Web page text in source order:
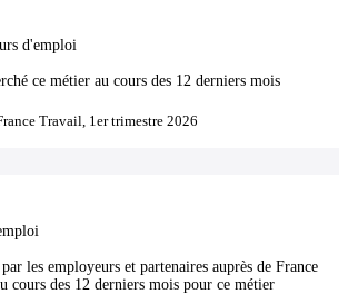
d'emploi
ce métier au cours des 12 derniers mois
Travail, 1er trimestre 2026
par les employeurs et partenaires auprès de France
cours des 12 derniers mois pour ce métier